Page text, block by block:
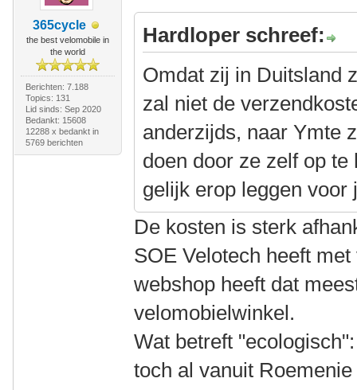
365cycle
the best velomobile in
the world
Berichten: 7.188
Topics: 131
Lid sinds: Sep 2020
Bedankt: 15608
12288 x bedankt in
5769 berichten
Hardloper schreef:
Omdat zij in Duitsland
zal niet de
anderzijds, naar Ymte
doen door ze zelf op
gelijk erop leggen voor
De kosten is sterk
SOE Velotech heeft
webshop heeft dat
velomobielwinkel.
Wat betreft
toch al vanuit